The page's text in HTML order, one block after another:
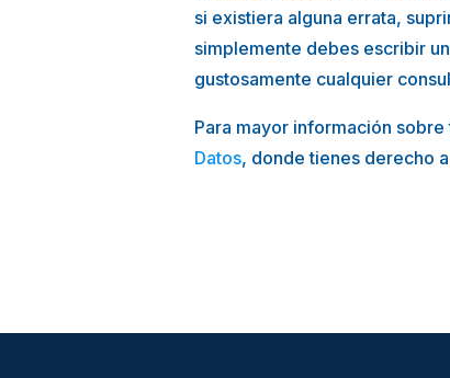
si existiera alguna errata,
simplemente debes escribir
gustosamente cualquier
Para mayor información
Datos, donde tienes derecho